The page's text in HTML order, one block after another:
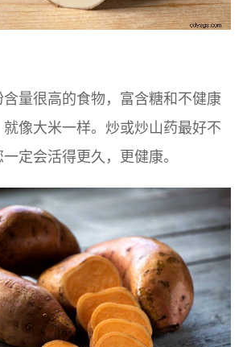
含量很高的食物，富含糖和不健康
像大米一样。炒或炒山药最好不
定会活得更久，更健康。